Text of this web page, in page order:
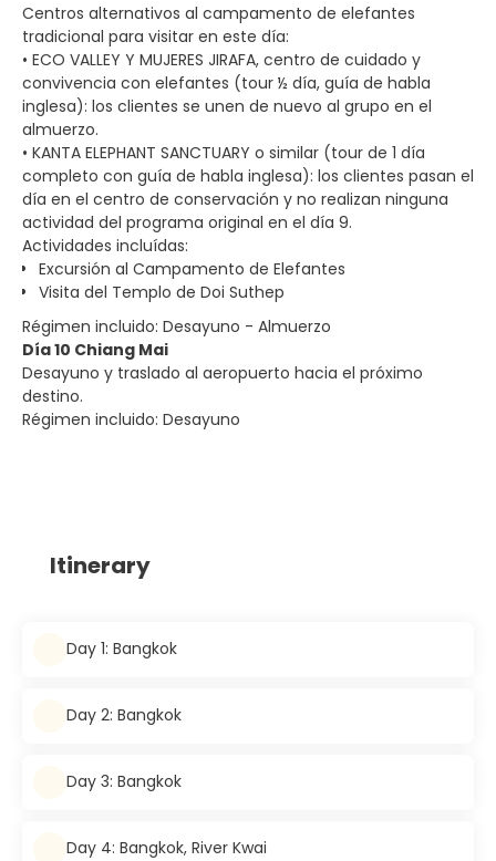
Centros alternativos al campamento de elefantes
tradicional para visitar en este día:
• ECO VALLEY Y MUJERES JIRAFA, centro de cuidado y
convivencia con elefantes (tour ½ día, guía de habla
inglesa): los clientes se unen de nuevo al grupo en el
almuerzo.
• KANTA ELEPHANT SANCTUARY o similar (tour de 1 día
completo con guía de habla inglesa): los clientes pasan el
día en el centro de conservación y no realizan ninguna
actividad del programa original en el día 9.
Actividades incluídas:
Excursión al Campamento de Elefantes
Visita del Templo de Doi Suthep
Régimen incluido: Desayuno - Almuerzo
Día 10 Chiang Mai
Desayuno y traslado al aeropuerto hacia el próximo
destino.
Régimen incluido: Desayuno
Itinerary
Day 1: Bangkok
Day 2: Bangkok
Day 3: Bangkok
Day 4: Bangkok, River Kwai